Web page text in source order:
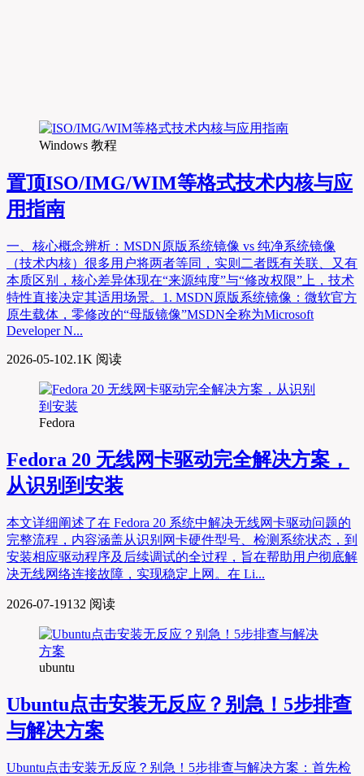
Windows 教程
置顶ISO/IMG/WIM等格式技术内核与应
用指南
一、核心概念辨析：MSDN原版系统镜像 vs 纯净系统镜像
（技术内核）很多用户将两者等同，实则二者既有关联、又有
本质区别，核心差异体现在“来源纯度”与“修改权限”上，技术
特性直接决定其适用场景。1. MSDN原版系统镜像：微软官方
原生载体，零修改的“母版镜像”MSDN全称为Microsoft
Developer N...
2026-05-102.1K 阅读
Fedora
Fedora 20 无线网卡驱动完全解决方案，
从识别到安装
本文详细阐述了在 Fedora 20 系统中解决无线网卡驱动问题的
完整流程，内容涵盖从识别网卡硬件型号、检测系统状态，到
安装相应驱动程序及后续调试的全过程，旨在帮助用户彻底解
决无线网络连接故障，实现稳定上网。在 Li...
2026-07-19132 阅读
ubuntu
Ubuntu点击安装无反应？别急！5步排查
与解决方案
Ubuntu点击安装无反应？别急！5步排查与解决方案：首先检